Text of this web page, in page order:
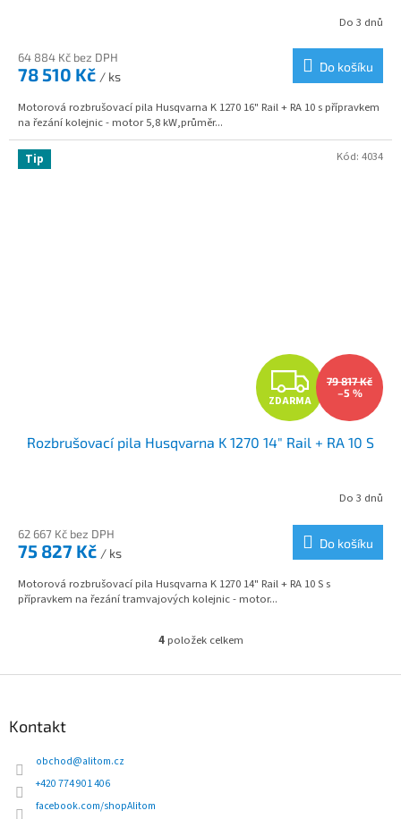
M
A
Do 3 dnů
64 884 Kč bez DPH
78 510 Kč / ks
Do košíku
Motorová rozbrušovací pila Husqvarna K 1270 16" Rail + RA 10 s přípravkem
na řezání kolejnic - motor 5,8 kW,průměr...
Tip
Z
D
A
M
A
ZDARMA
79 817 Kč
–5 %
Rozbrušovací pila Husqvarna K 1270 14" Rail + RA 10 S
Do 3 dnů
62 667 Kč bez DPH
75 827 Kč / ks
Do košíku
Motorová rozbrušovací pila Husqvarna K 1270 14" Rail + RA 10 S s
přípravkem na řezání tramvajových kolejnic - motor...
Kód: 4034
O
l
4položek celkem
Kontakt
obchod@alitom.cz
+420 774 901 406
facebook.com/shopAlitom